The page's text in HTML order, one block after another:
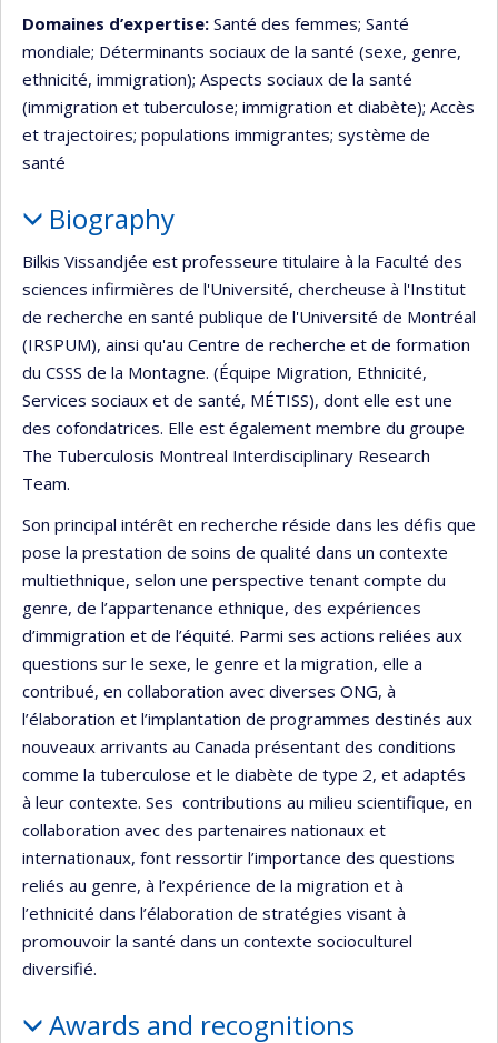
Domaines d’expertise: Santé des femmes; Santé
mondiale; Déterminants sociaux de la santé (sexe, genre,
ethnicité, immigration); Aspects sociaux de la santé
(immigration et tuberculose; immigration et diabète); Accès
et trajectoires; populations immigrantes; système de
santé
Biography
Bilkis Vissandjée est professeure titulaire à la Faculté des
sciences infirmières de l'Université, chercheuse à l'Institut
de recherche en santé publique de l'Université de Montréal
(IRSPUM), ainsi qu'au Centre de recherche et de formation
du CSSS de la Montagne. (Équipe Migration, Ethnicité,
Services sociaux et de santé, MÉTISS), dont elle est une
des cofondatrices. Elle est également membre du groupe
The Tuberculosis Montreal Interdisciplinary Research
Team.
Son principal intérêt en recherche réside dans les défis que
pose la prestation de soins de qualité dans un contexte
multiethnique, selon une perspective tenant compte du
genre, de l’appartenance ethnique, des expériences
d’immigration et de l’équité. Parmi ses actions reliées aux
questions sur le sexe, le genre et la migration, elle a
contribué, en collaboration avec diverses ONG, à
l’élaboration et l’implantation de programmes destinés aux
nouveaux arrivants au Canada présentant des conditions
comme la tuberculose et le diabète de type 2, et adaptés
à leur contexte. Ses contributions au milieu scientifique, en
collaboration avec des partenaires nationaux et
internationaux, font ressortir l’importance des questions
reliés au genre, à l’expérience de la migration et à
l’ethnicité dans l’élaboration de stratégies visant à
promouvoir la santé dans un contexte socioculturel
diversifié.
Awards and recognitions